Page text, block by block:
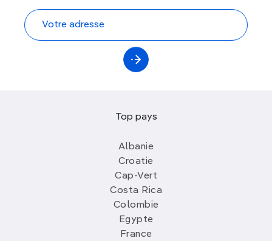
Top pays
Albanie
Croatie
Cap-Vert
Costa Rica
Colombie
Egypte
France